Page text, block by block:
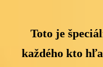
Toto je
každého kto